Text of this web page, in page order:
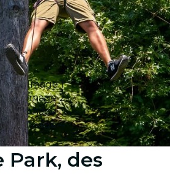
Image 1
Image 2
Image 3
Image 4
des